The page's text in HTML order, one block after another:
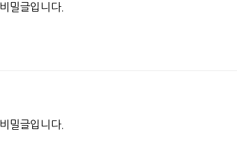
비밀글입니다.
비밀글입니다.